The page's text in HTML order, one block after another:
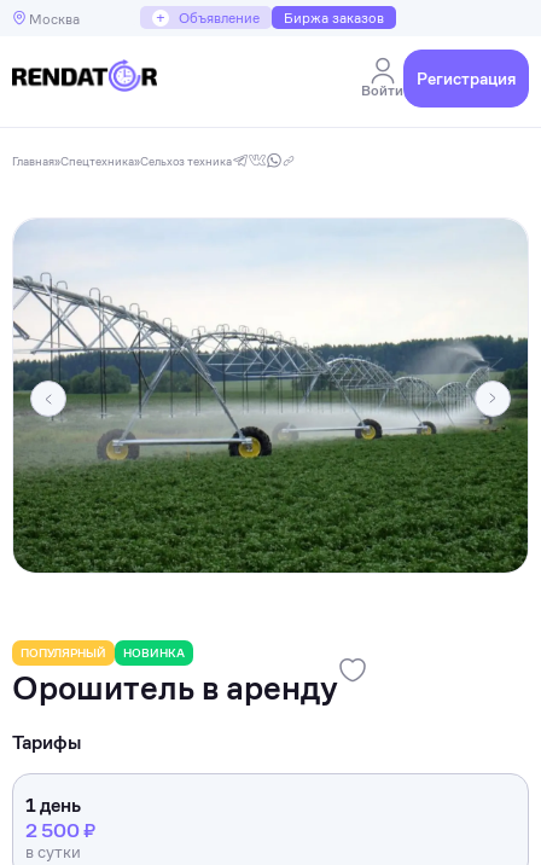
Москва + Объявление Биржа заказов
Войти
Регистрация
Главная»Спецтехника»Сельхоз техника
ПОПУЛЯРНЫЙ НОВИНКА
Орошитель в аренду
Тарифы
1 день
2 500 ₽
в сутки